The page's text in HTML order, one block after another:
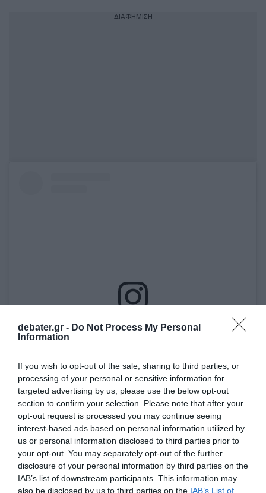
debater.gr - Do Not Process My Personal
Information
If you wish to opt-out of the sale, sharing to third parties, or
processing of your personal or sensitive information for
targeted advertising by us, please use the below opt-out
section to confirm your selection. Please note that after your
opt-out request is processed you may continue seeing
interest-based ads based on personal information utilized by
us or personal information disclosed to third parties prior to
your opt-out. You may separately opt-out of the further
disclosure of your personal information by third parties on the
IAB’s list of downstream participants. This information may
also be disclosed by us to third parties on the IAB’s List of
ΔΙΑΦΗΜΙΣΗ
Δείτε αυτή τη δημοσίευση στο Instagram.
Η δημοσίευση κοινοποιήθηκε από το χρήστη Marina Patoulis (@marina_patoulis)